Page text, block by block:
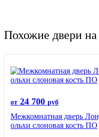
Похожие двери
от 24 700 руб
Межкомнатная дверь
ольхи слоновая кость ПО